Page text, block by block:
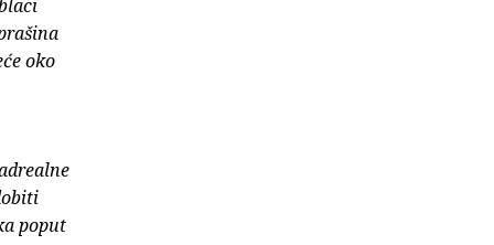
oko
poput